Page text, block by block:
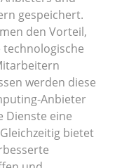
gespeichert.
den Vorteil,
technologische
werden diese
Anbieter
Dienste eine
bietet